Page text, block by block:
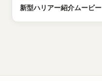
新型ハリアー紹介ムービー